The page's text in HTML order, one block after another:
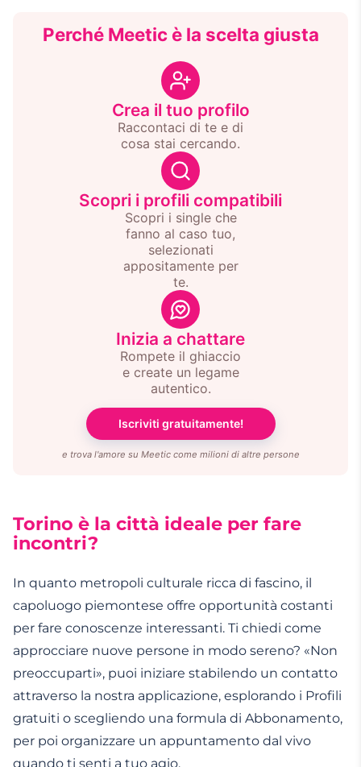
Perché Meetic è la scelta giusta
Crea il tuo profilo
Raccontaci di te e di
cosa stai cercando.
Scopri i profili compatibili
Scopri i single che
fanno al caso tuo,
selezionati
appositamente per
te.
Inizia a chattare
Rompete il ghiaccio
e create un legame
autentico.
Iscriviti gratuitamente!
e trova l'amore su Meetic come milioni di altre persone
Torino è la città ideale per fare
incontri?
In quanto metropoli culturale ricca di fascino, il
capoluogo piemontese offre opportunità costanti
per fare conoscenze interessanti. Ti chiedi come
approcciare nuove persone in modo sereno? «Non
preoccuparti», puoi iniziare stabilendo un contatto
attraverso la nostra applicazione, esplorando i Profili
gratuiti o scegliendo una formula di Abbonamento,
per poi organizzare un appuntamento dal vivo
quando ti senti a tuo agio.